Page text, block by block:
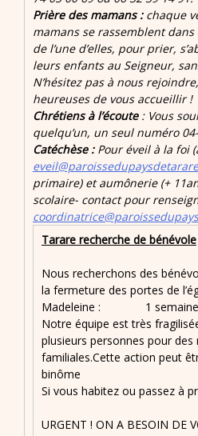
Prière des mamans :chaque
mamans se rassemblent
de l’une d’elles, pour prier,
leurs enfants au Seigneur,
N’hésitez pas à nous
heureuses de vous accueillir !
Chrétiens à l’écoute: Vous
quelqu’un, un seul numéro
Catéchèse : Pour éveil à la foi
primaire) et aumônerie (+
scolaire- contact pour
Tarare recherche de bénévole
Nous recherchons des
la fermeture des portes de
Madeleine : 1 semaine
Notre équipe est très
plusieurs personnes pour
familiales.Cette action peut
binôme
Si vous habitez ou passez à
URGENT ! ON A BESOIN DE